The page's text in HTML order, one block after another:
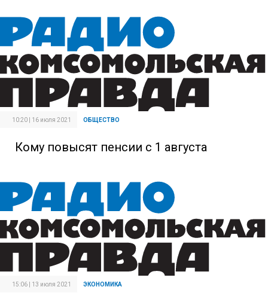
10:20 | 16 июля 2021 ОБЩЕСТВО
Кому повысят пенсии с 1 августа
15:06 | 13 июля 2021 ЭКОНОМИКА